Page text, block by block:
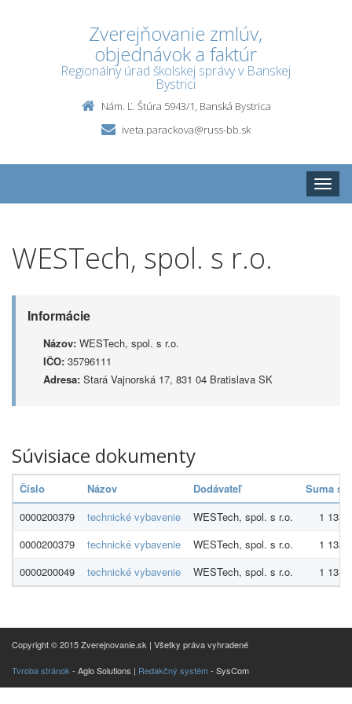
Zverejňovanie zmlúv,
objednávok a faktúr
Regionálny úrad školskej správy v Banskej
Bystrici
Nám. Ľ. Štúra 5943/1, Banská Bystrica
iveta.parackova@russ-bb.sk
Toggle
WESTech, spol. s r.o.
Informácie
Názov: WESTech, spol. s r.o.
IČO: 35796111
Adresa: Stará Vajnorská 17, 831 04 Bratislava SK
Súvisiace dokumenty
Číslo Názov Dodávateľ
Suma s
0000200379
technické vybavenie WESTech, spol. s r.o.
1
0000200379
technické vybavenie WESTech, spol. s r.o.
1
0000200049
technické vybavenie WESTech, spol. s r.o. 1
Copyright © 2015 Zverejnovanie.sk | Všetky práva vyhradené
Tvroba stránok - Aglo Solutions | Redakčný systém- SysCom